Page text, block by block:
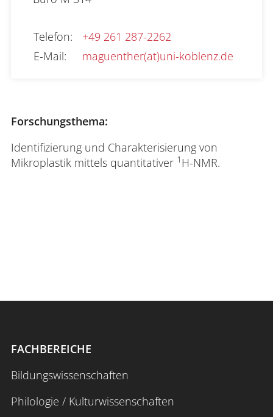
Telefon:
+49 261 287-2262
E-Mail: maguenther(at)uni-koblenz.de
Forschungsthema:
Identifizierung und Charakterisierung von
Mikroplastik mittels quantitativer 1 H-NMR.
FACHBEREICHE
Bildungswissenschaften
Philologie / Kulturwissenschaften